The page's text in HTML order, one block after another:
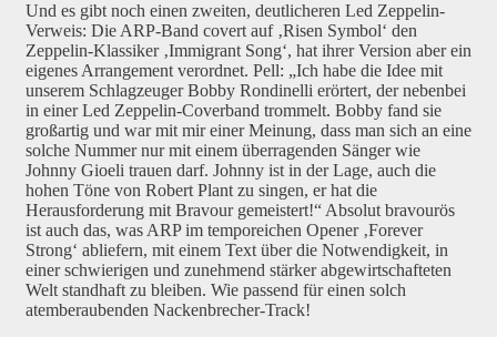
Und es gibt noch einen zweiten, deutlicheren Led Zeppelin-
Verweis: Die ARP-Band covert auf ‚Risen Symbol‘ den
Zeppelin-Klassiker ‚Immigrant Song‘, hat ihrer Version aber ein
eigenes Arrangement verordnet. Pell: „Ich habe die Idee mit
unserem Schlagzeuger Bobby Rondinelli erörtert, der nebenbei
in einer Led Zeppelin-Coverband trommelt. Bobby fand sie
großartig und war mit mir einer Meinung, dass man sich an eine
solche Nummer nur mit einem überragenden Sänger wie
Johnny Gioeli trauen darf. Johnny ist in der Lage, auch die
hohen Töne von Robert Plant zu singen, er hat die
Herausforderung mit Bravour gemeistert!“ Absolut bravourös
ist auch das, was ARP im temporeichen Opener ‚Forever
Strong‘ abliefern, mit einem Text über die Notwendigkeit, in
einer schwierigen und zunehmend stärker abgewirtschafteten
Welt standhaft zu bleiben. Wie passend für einen solch
atemberaubenden Nackenbrecher-Track!